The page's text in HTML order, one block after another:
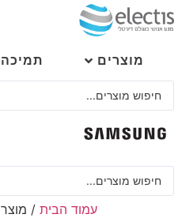
דלג
לתוכן
מוצרים תמיכה
Search
Search
עמוד הבית / מוצר HighResSpeakers / קיים